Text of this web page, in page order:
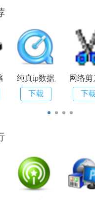
户端 V2.1 绿色版
纯真ip数据库 网络剪